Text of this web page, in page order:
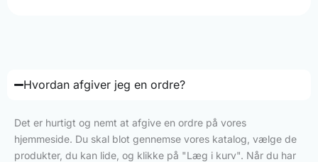
Hvordan afgiver jeg en ordre?
Det er hurtigt og nemt at afgive en ordre på vores
hjemmeside. Du skal blot gennemse vores katalog, vælge de
produkter, du kan lide, og klikke på "Læg i kurv". Når du har